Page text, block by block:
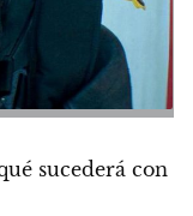
sucederá con